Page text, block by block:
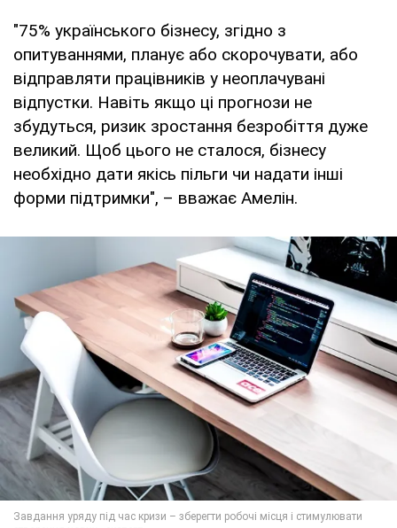
"75% українського бізнесу, згідно з
опитуваннями, планує або скорочувати, або
відправляти працівників у неоплачувані
відпустки. Навіть якщо ці прогнози не
збудуться, ризик зростання безробіття дуже
великий. Щоб цього не сталося, бізнесу
необхідно дати якісь пільги чи надати інші
форми підтримки", – вважає Амелін.